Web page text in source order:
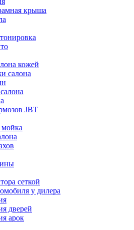
крыша
кожей
салона
JBT
сеткой
у дилера
дверей
арок